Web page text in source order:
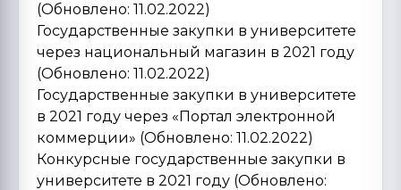
(Обновлено: 11.02.2022)
Государственные закупки в университете
через национальный магазин в 2021 году
(Обновлено: 11.02.2022)
Государственные закупки в университете
в 2021 году через «Портал электронной
коммерции» (Обновлено: 11.02.2022)
Конкурсные государственные закупки в
университете в 2021 году (Обновлено: